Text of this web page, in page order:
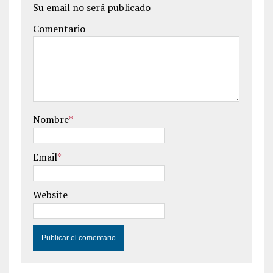
Su email no será publicado
Comentario
Nombre*
Email*
Website